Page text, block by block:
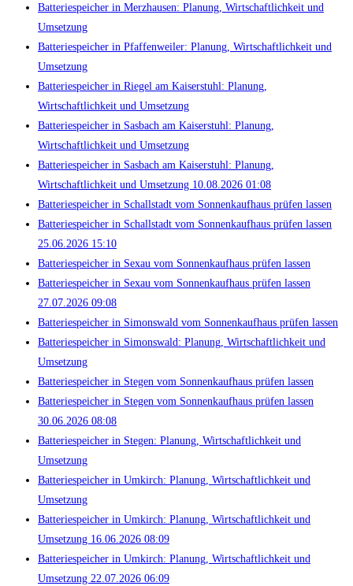
Batteriespeicher in Merzhausen: Planung, Wirtschaftlichkeit und
Umsetzung
Batteriespeicher in Pfaffenweiler: Planung, Wirtschaftlichkeit und
Umsetzung
Batteriespeicher in Riegel am Kaiserstuhl: Planung,
Wirtschaftlichkeit und Umsetzung
Batteriespeicher in Sasbach am Kaiserstuhl: Planung,
Wirtschaftlichkeit und Umsetzung
Batteriespeicher in Sasbach am Kaiserstuhl: Planung,
Wirtschaftlichkeit und Umsetzung 10.08.2026 01:08
Batteriespeicher in Schallstadt vom Sonnenkaufhaus prüfen lassen
Batteriespeicher in Schallstadt vom Sonnenkaufhaus prüfen lassen
25.06.2026 15:10
Batteriespeicher in Sexau vom Sonnenkaufhaus prüfen lassen
Batteriespeicher in Sexau vom Sonnenkaufhaus prüfen lassen
27.07.2026 09:08
Batteriespeicher in Simonswald vom Sonnenkaufhaus prüfen lassen
Batteriespeicher in Simonswald: Planung, Wirtschaftlichkeit und
Umsetzung
Batteriespeicher in Stegen vom Sonnenkaufhaus prüfen lassen
Batteriespeicher in Stegen vom Sonnenkaufhaus prüfen lassen
30.06.2026 08:08
Batteriespeicher in Stegen: Planung, Wirtschaftlichkeit und
Umsetzung
Batteriespeicher in Umkirch: Planung, Wirtschaftlichkeit und
Umsetzung
Batteriespeicher in Umkirch: Planung, Wirtschaftlichkeit und
Umsetzung 16.06.2026 08:09
Batteriespeicher in Umkirch: Planung, Wirtschaftlichkeit und
Umsetzung 22.07.2026 06:09